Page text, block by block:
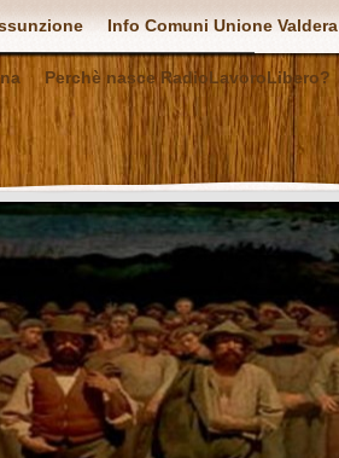
Info Comuni Unione Valdera
Perchè nasce RadioLavoroLibero?